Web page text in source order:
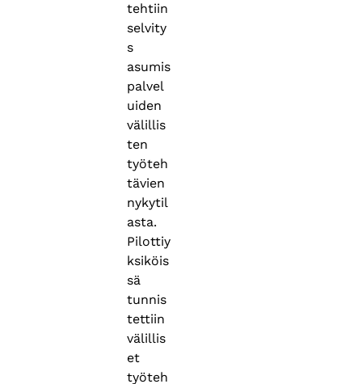
tehtiin
selvity
s
asumis
palvel
uiden
välillis
ten
työteh
tävien
nykytil
asta.
Pilottiy
ksiköis
sä
tunnis
tettiin
välillis
et
työteh